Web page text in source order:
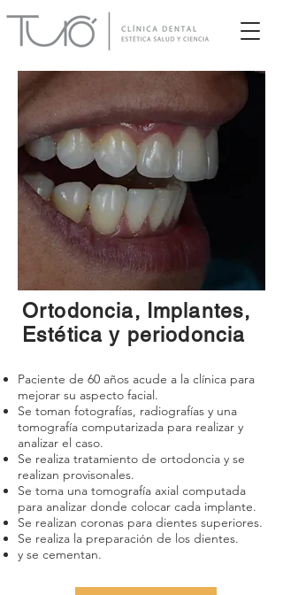
Ortodoncia, Implantes,
Estética y periodoncia
Paciente de 60 años acude a la clínica para
mejorar su aspecto facial.
Se toman fotografías, radiografías y una
tomografía computarizada para realizar y
analizar el caso.
Se realiza tratamiento de ortodoncia y se
realizan provisonales.
Se toma una tomografía axial computada
para analizar donde colocar cada implante.
Se realizan coronas para dientes superiores.
Se realiza la preparación de los dientes.
y se cementan.